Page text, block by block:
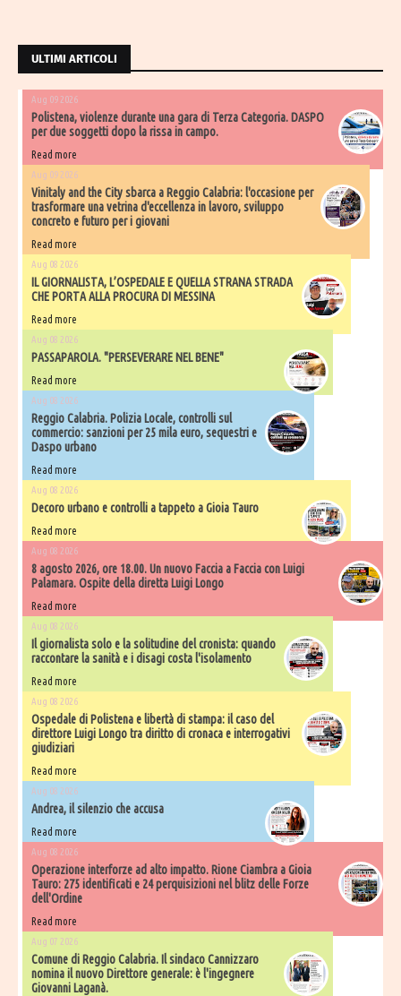
ULTIMI ARTICOLI
Aug 09 2026
Polistena, violenze durante una gara di Terza Categoria. DASPO
per due soggetti dopo la rissa in campo.
Read more
Aug 09 2026
Vinitaly and the City sbarca a Reggio Calabria: l'occasione per
trasformare una vetrina d'eccellenza in lavoro, sviluppo
concreto e futuro per i giovani
Read more
Aug 08 2026
IL GIORNALISTA, L’OSPEDALE E QUELLA STRANA STRADA
CHE PORTA ALLA PROCURA DI MESSINA
Read more
Aug 08 2026
PASSAPAROLA. "PERSEVERARE NEL BENE"
Read more
Aug 08 2026
Reggio Calabria. Polizia Locale, controlli sul
commercio: sanzioni per 25 mila euro, sequestri e
Daspo urbano
Read more
Aug 08 2026
Decoro urbano e controlli a tappeto a Gioia Tauro
Read more
Aug 08 2026
8 agosto 2026, ore 18.00. Un nuovo Faccia a Faccia con Luigi
Palamara. Ospite della diretta Luigi Longo
Read more
Aug 08 2026
Il giornalista solo e la solitudine del cronista: quando
raccontare la sanità e i disagi costa l'isolamento
Read more
Aug 08 2026
Ospedale di Polistena e libertà di stampa: il caso del
direttore Luigi Longo tra diritto di cronaca e interrogativi
giudiziari
Read more
Aug 08 2026
Andrea, il silenzio che accusa
Read more
Aug 08 2026
Operazione interforze ad alto impatto. Rione Ciambra a Gioia
Tauro: 275 identificati e 24 perquisizioni nel blitz delle Forze
dell'Ordine
Read more
Aug 07 2026
Comune di Reggio Calabria. Il sindaco Cannizzaro
nomina il nuovo Direttore generale: è l'ingegnere
Giovanni Laganà.